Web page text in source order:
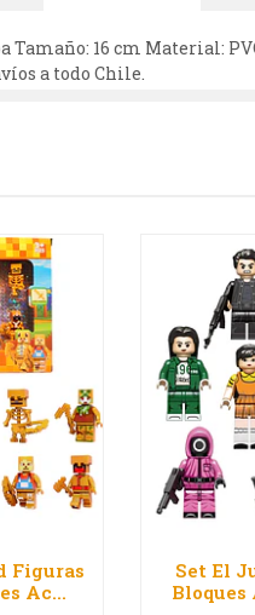
16 cm Material:
a todo Chile.
Figuras
Ac...
Set El
Bloques